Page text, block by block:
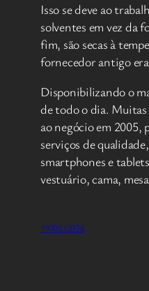
Isso se deve ao
solventes em vez da
fim, são secas à
fornecedor antigo
Disponibilizando o
de todo o dia. Muitas
ao negócio em 2005,
serviços de
smartphones e
vestuário, cama,
19/02/2026